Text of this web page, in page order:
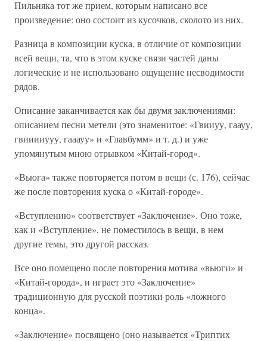
Пильняка тот же прием, которым написано все
произведение: оно состоит из кусочков, сколото из них.
Разница в композиции куска, в отличие от композиции
всей вещи, та, что в этом куске связи частей даны
логические и не использовано ощущение несводимости
рядов.
Описание заканчивается как бы двумя заключениями:
описанием песни метели (это знаменитое: «Гвииуу, гаауу,
гвииииууу, гааауу» и «Главбумм» и т. д.) и уже
упомянутым мною отрывком «Китай-город».
«Вьюга» также повторяется потом в вещи (с. 176), сейчас
же после повторения куска о «Китай-городе».
«Вступлению» соответствует «Заключение». Оно тоже,
как и «Вступление», не поместилось в вещи, в нем
другие темы, это другой рассказ.
Все оно помещено после повторения мотива «вьюги» и
«Китай-города», и играет это «Заключение»
традиционную для русской поэтики роль «ложного
конца».
«Заключение» посвящено (оно называется «Триптих